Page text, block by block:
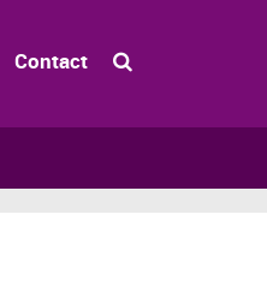
Contact